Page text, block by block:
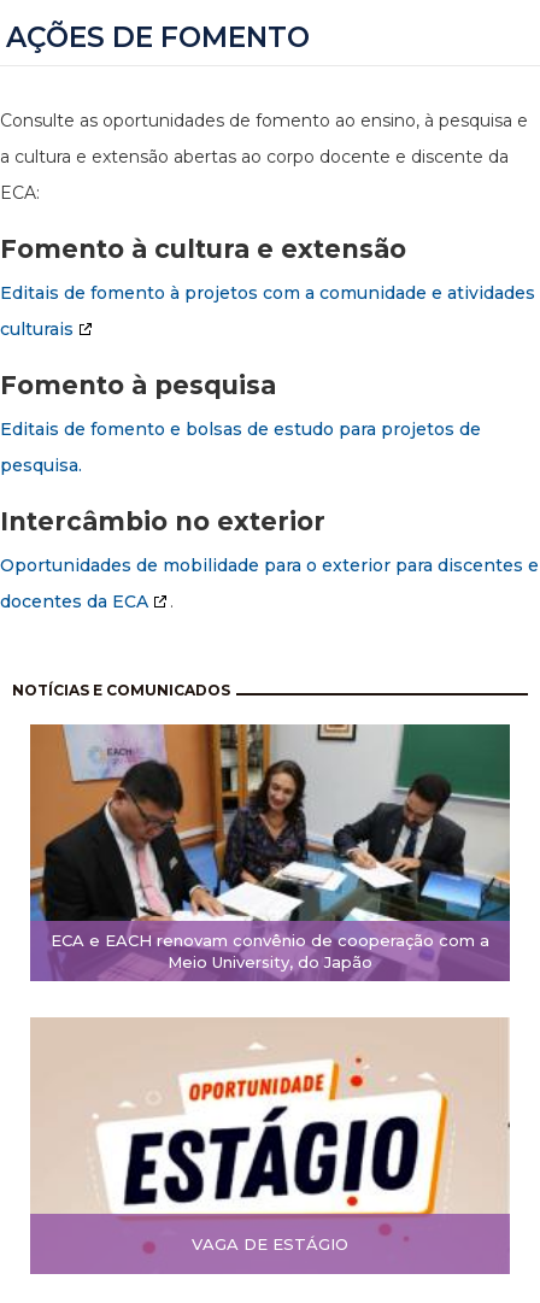
AÇÕES DE FOMENTO
Consulte as oportunidades de fomento ao ensino, à pesquisa e
a cultura e extensão abertas ao corpo docente e discente da
ECA:
Fomento à cultura e extensão
Editais de fomento à projetos com a comunidade e atividades
culturais
Fomento à pesquisa
Editais de fomento e bolsas de estudo para projetos de
pesquisa.
Intercâmbio no exterior
Oportunidades de mobilidade para o exterior para discentes e
docentes da ECA
.
NOTÍCIAS E COMUNICADOS
ECA e EACH renovam convênio de cooperação com a
Meio University, do Japão
VAGA DE ESTÁGIO
Pagination